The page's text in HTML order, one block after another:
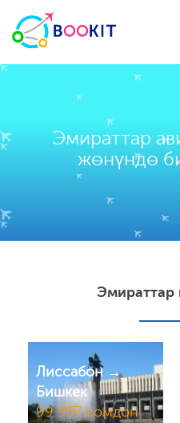
Эмираттар
жөнүндө
Эмираттар
Лиссабон →
Бишкек
99 957 сомдон